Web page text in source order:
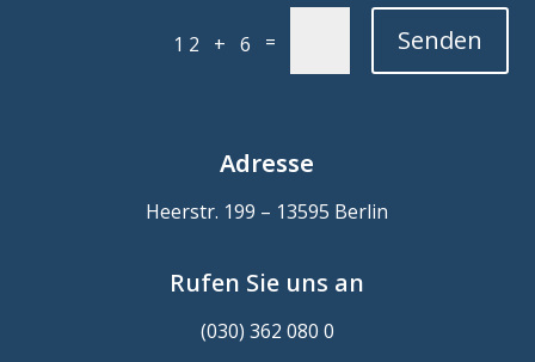
12 + 6 = Senden
Adresse
Heerstr. 199 – 13595 Berlin
Rufen Sie uns an
(030) 362 080 0